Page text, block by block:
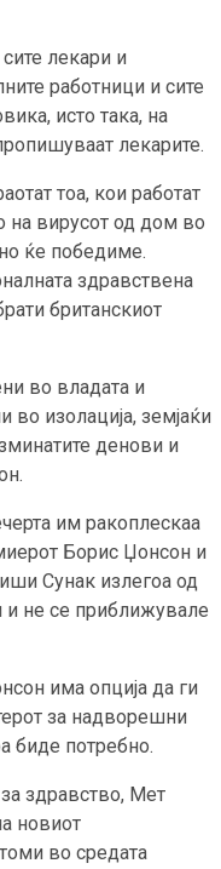
лекари и
работници и сите
исто така, на
лекарите.
тоа, кои работат
на вирусот од дом во
ќе победиме.
здравствена
британскиот
во владата и
во изолација, земјаќи
денови и
им ракоплескаа
Борис Џонсон и
Сунак излегоа од
и не се приближувале
има опција да ги
за надворешни
биде потребно.
здравство, Мет
новиот
во средата